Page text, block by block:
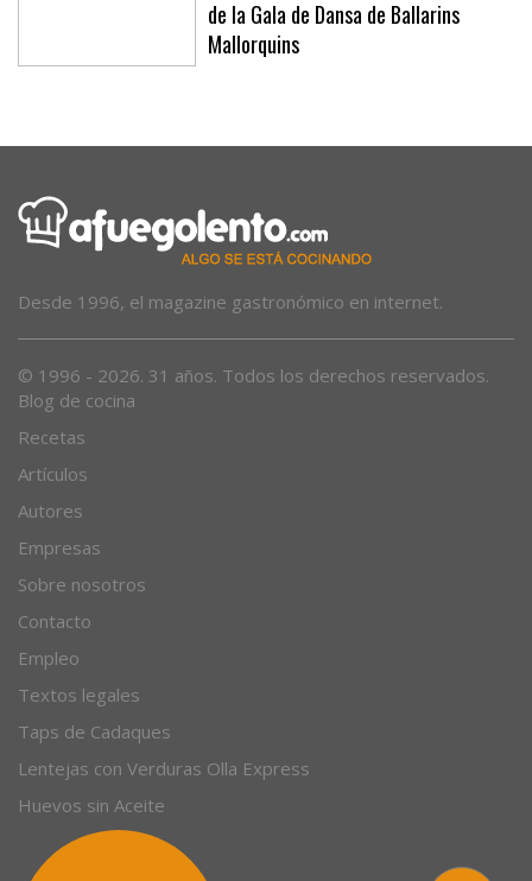
de la Gala de Dansa de Ballarins
Mallorquins
Desde 1996, el magazine gastronómico en internet.
© 1996 - 2026. 31 años. Todos los derechos reservados.
Blog de cocina
Recetas
Artículos
Autores
Empresas
Sobre nosotros
Contacto
Empleo
Textos legales
Taps de Cadaques
Lentejas con Verduras Olla Express
Huevos sin Aceite